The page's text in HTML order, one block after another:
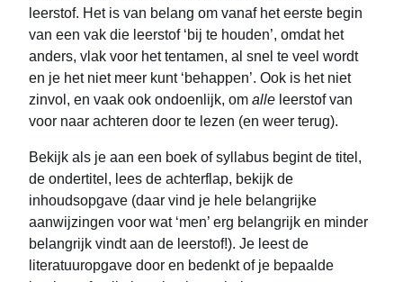
leerstof. Het is van belang om vanaf het eerste begin
van een vak die leerstof ‘bij te houden’, omdat het
anders, vlak voor het tentamen, al snel te veel wordt
en je het niet meer kunt ‘behappen’. Ook is het niet
zinvol, en vaak ook ondoenlijk, om alle leerstof van
voor naar achteren door te lezen (en weer terug).
Bekijk als je aan een boek of syllabus begint de titel,
de ondertitel, lees de achterflap, bekijk de
inhoudsopgave (daar vind je hele belangrijke
aanwijzingen voor wat ‘men’ erg belangrijk en minder
belangrijk vindt aan de leerstof!). Je leest de
literatuuropgave door en bedenkt of je bepaalde